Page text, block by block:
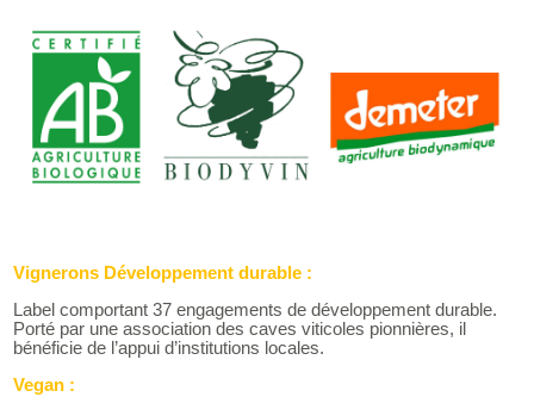
Vignerons Développement durable :
Label comportant 37 engagements de développement durable.
Porté par une association des caves viticoles pionnières, il
bénéficie de l’appui d’institutions locales.
Vegan :